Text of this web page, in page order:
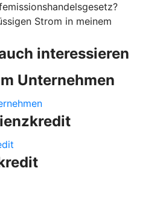
Strom in meinem
interessieren
Unternehmen